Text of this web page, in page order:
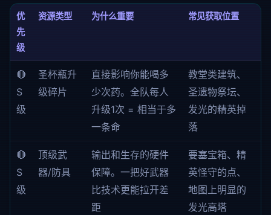
优
先
级
资源类型 为什么重要 常见获取位置
🔴
S
级
圣杯瓶升
级碎片
直接影响你能喝多
少次药。全队每人
升级1次 = 相当于多
一条命
教堂类建筑、
圣遗物祭坛、
发光的精英掉
落
🔴
S
级
顶级武
器/防具
输出和生存的硬件
保障。一把好武器
比技术更能拉开差
距
要塞宝箱、精
英怪守的点、
地图上明显的
发光高塔